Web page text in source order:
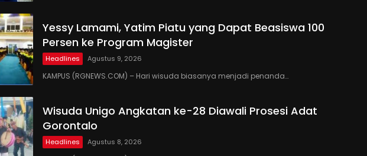
Yessy Lamami, Yatim Piatu yang Dapat Beasiswa 100
Persen ke Program Magister
Headlines Agustus 9, 2026
KAMPUS (RGNEWS.COM) – Hari wisuda biasanya menjadi penanda…
Wisuda Unigo Angkatan ke-28 Diawali Prosesi Adat
Gorontalo
Headlines Agustus 8, 2026